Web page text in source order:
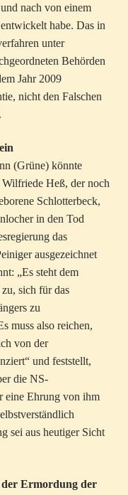
nach von einem
habe. Das in
unter
Behörden
Jahr 2009
nicht den Falschen
(Grüne) könnte
Heß, der noch
Schlotterbeck,
in den Tod
das
ausgezeichnet
„Es steht dem
sich für das
zu
muss also reichen,
von der
und feststellt,
die NS-
eine Ehrung von ihm
sei aus heutiger Sicht
der Ermordung der